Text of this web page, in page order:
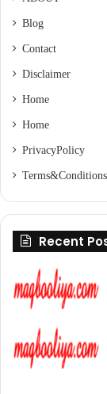
Blog
Contact
Disclaimer
Home
Home
Privacy Policy
Terms & Conditions
Recent